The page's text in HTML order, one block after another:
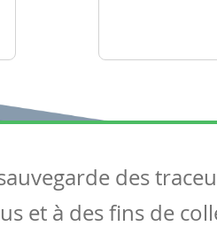
Articles
Tous les articles
des
et à des fins de